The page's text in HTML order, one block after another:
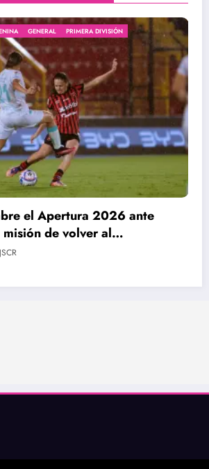
GENERAL PRIMERA DIVISIÓN
el Apertura 2026 ante
de volver al